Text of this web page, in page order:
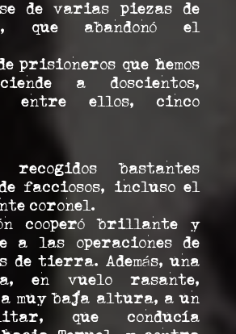
de varias piezas de
que abandonó el
prisioneros que hemos
a doscientos,
entre ellos, cinco
bastantes
facciosos, incluso el
coronel.
cooperó brillante y
a las operaciones de
de tierra. Además, una
en vuelo rasante,
muy baja altura, a un
que conducía